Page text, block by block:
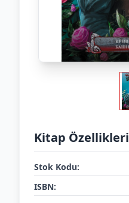
Kitap Özellikleri
Stok Kodu:
ISBN: